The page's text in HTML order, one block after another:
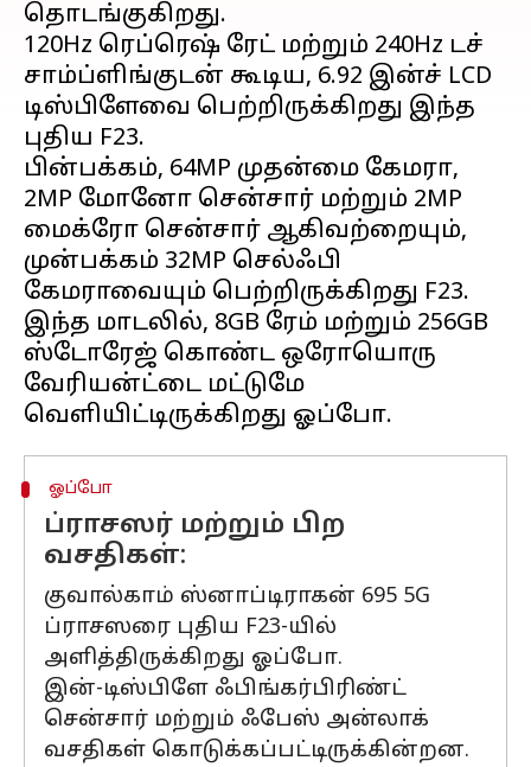
தொடங்குகிறது.
120Hz ரெப்ரெஷ் ரேட் மற்றும் 240Hz டச்
சாம்ப்ளிங்குடன் கூடிய, 6.92 இன்ச் LCD
டிஸ்பிளேவை பெற்றிருக்கிறது இந்த
புதிய F23.
பின்பக்கம், 64MP முதன்மை கேமரா,
2MP மோனோ சென்சார் மற்றும் 2MP
மைக்ரோ சென்சார் ஆகிவற்றையும்,
முன்பக்கம் 32MP செல்ஃபி
கேமராவையும் பெற்றிருக்கிறது F23.
இந்த மாடலில், 8GB ரேம் மற்றும் 256GB
ஸ்டோரேஜ் கொண்ட ஒரோயொரு
வேரியன்ட்டை மட்டுமே
ஓப்போ
ப்ராசஸர் மற்றும் பிற
வசதிகள்:
குவால்காம் ஸ்னாப்டிராகன் 695 5G
ப்ராசஸரை புதிய F23-யில்
அளித்திருக்கிறது ஓப்போ.
இன்-டிஸ்பிளே ஃபிங்கர்பிரிண்ட்
சென்சார் மற்றும் ஃபேஸ் அன்லாக்
வசதிகள் கொடுக்கப்பட்டிருக்கின்றன.